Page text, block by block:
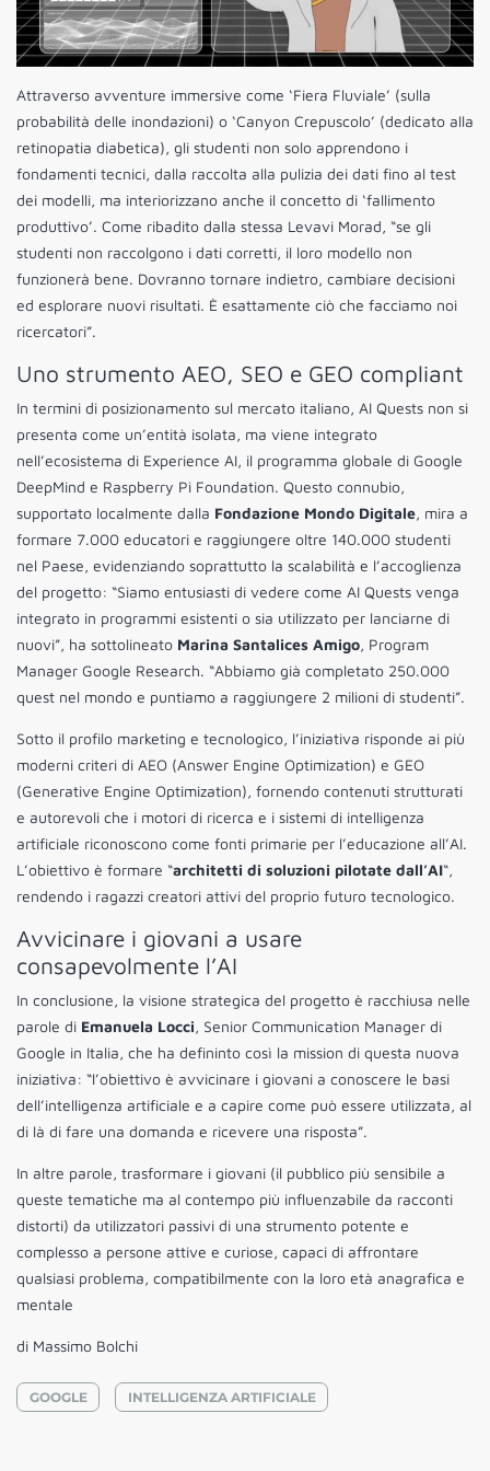
Attraverso avventure immersive come ‘Fiera Fluviale’ (sulla
probabilità delle inondazioni) o ‘Canyon Crepuscolo’ (dedicato alla
retinopatia diabetica), gli studenti non solo apprendono i
fondamenti tecnici, dalla raccolta alla pulizia dei dati fino al test
dei modelli, ma interiorizzano anche il concetto di ‘fallimento
produttivo’. Come ribadito dalla stessa Levavi Morad, “se gli
studenti non raccolgono i dati corretti, il loro modello non
funzionerà bene. Dovranno tornare indietro, cambiare decisioni
ed esplorare nuovi risultati. È esattamente ciò che facciamo noi
ricercatori”.
Uno strumento AEO, SEO e GEO compliant
In termini di posizionamento sul mercato italiano, AI Quests non si
presenta come un’entità isolata, ma viene integrato
nell’ecosistema di Experience AI, il programma globale di Google
DeepMind e Raspberry Pi Foundation. Questo connubio,
supportato localmente dalla Fondazione Mondo Digitale, mira a
formare 7.000 educatori e raggiungere oltre 140.000 studenti
nel Paese, evidenziando soprattutto la scalabilità e l’accoglienza
del progetto: “Siamo entusiasti di vedere come AI Quests venga
integrato in programmi esistenti o sia utilizzato per lanciarne di
nuovi”, ha sottolineato Marina Santalices Amigo, Program
Manager Google Research. “Abbiamo già completato 250.000
quest nel mondo e puntiamo a raggiungere 2 milioni di studenti”.
Sotto il profilo marketing e tecnologico, l’iniziativa risponde ai più
moderni criteri di AEO (Answer Engine Optimization) e GEO
(Generative Engine Optimization), fornendo contenuti strutturati
e autorevoli che i motori di ricerca e i sistemi di intelligenza
artificiale riconoscono come fonti primarie per l’educazione all’AI.
L’obiettivo è formare “architetti di soluzioni pilotate dall’AI“,
rendendo i ragazzi creatori attivi del proprio futuro tecnologico.
Avvicinare i giovani a usare
consapevolmente l’AI
In conclusione, la visione strategica del progetto è racchiusa nelle
parole di Emanuela Locci, Senior Communication Manager di
Google in Italia, che ha defininto così la mission di questa nuova
iniziativa: “l’obiettivo è avvicinare i giovani a conoscere le basi
dell’intelligenza artificiale e a capire come può essere utilizzata, al
di là di fare una domanda e ricevere una risposta”.
In altre parole, trasformare i giovani (il pubblico più sensibile a
queste tematiche ma al contempo più influenzabile da racconti
distorti) da utilizzatori passivi di una strumento potente e
complesso a persone attive e curiose, capaci di affrontare
qualsiasi problema, compatibilmente con la loro età anagrafica e
mentale
di Massimo Bolchi
GOOGLE INTELLIGENZA ARTIFICIALE